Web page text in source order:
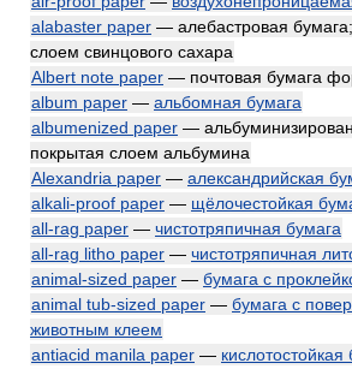
alabaster paper — алебастровая
слоем свинцового сахара
Albert note paper — почтовая бумага
album paper — альбомная бумага
albumenized paper —
покрытая слоем альбумина
Alexandria paper — александрийская
alkali-proof paper — щёлочестойкая
all-rag paper — чистотряпичная бумага
all-rag litho paper — чистотряпичная
animal-sized paper — бумага с
animal tub-sized paper — бумага с
животным клеем
antiacid manila paper —